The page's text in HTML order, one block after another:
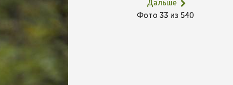
Дальше
Фото 33 из 540